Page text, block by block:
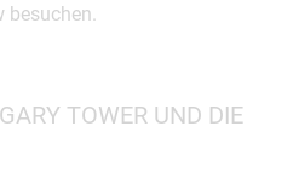
besuchen.
TOWER UND DIE